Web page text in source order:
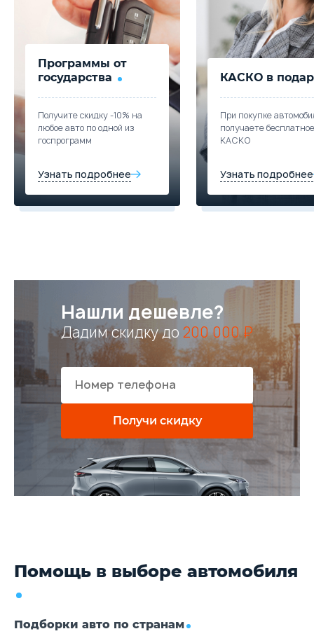
Программы от
государства
Получите скидку -10% на
любое авто по одной из
госпрограмм
Узнать подробнее
КАСКО в
При покупке
получаете бесплатное
КАСКО
Узнать подробнее
Нашли дешевле?
Дадим скидку до 200 000 ₽
Получи скидку
Помощь в выборе автомобиля
Подборки авто по странам